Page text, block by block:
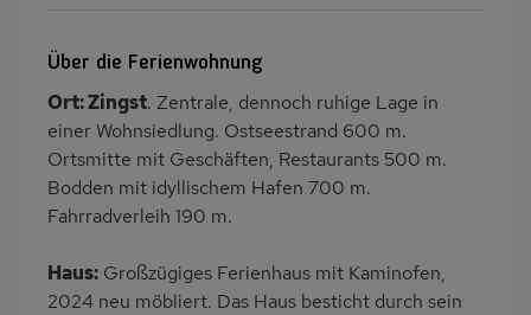
Heizung
Terrasse
PKW-Parkplatz
Eingezäuntes
Grundstück
Badewanne
Dusche
Herd (4 Kochfelder)
Backofen
Über die Ferienwohnung
Ort: Zingst. Zentrale, dennoch ruhige Lage in
einer Wohnsiedlung. Ostseestrand 600 m.
Ortsmitte mit Geschäften, Restaurants 500 m.
Bodden mit idyllischem Hafen 700 m.
Fahrradverleih 190 m.
Haus: Großzügiges Ferienhaus mit Kaminofen,
2024 neu möbliert. Das Haus besticht durch sein